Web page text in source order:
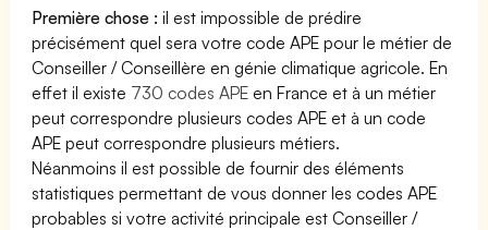
Première chose : il est impossible de prédire
précisément quel sera votre code APE pour le métier de
Conseiller / Conseillère en génie climatique agricole. En
effet il existe 730 codes APE en France et à un métier
peut correspondre plusieurs codes APE et à un code
APE peut correspondre plusieurs métiers.
Néanmoins il est possible de fournir des éléments
statistiques permettant de vous donner les codes APE
probables si votre activité principale est Conseiller /